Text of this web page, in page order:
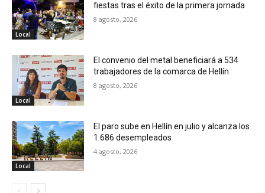
Local
fiestas tras el éxito de la primera jornada
8 agosto, 2026
Local
El convenio del metal beneficiará a 534
trabajadores de la comarca de Hellín
8 agosto, 2026
Local
El paro sube en Hellín en julio y alcanza los
1.686 desempleados
4 agosto, 2026